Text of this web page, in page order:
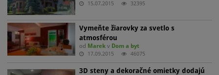
15.07.2015 32395
Vymeňte žiarovky za svetlo s
atmosférou
od Marek v Dom a byt
17.09.2015 46075
3D steny a dekoračné omietky dodajú